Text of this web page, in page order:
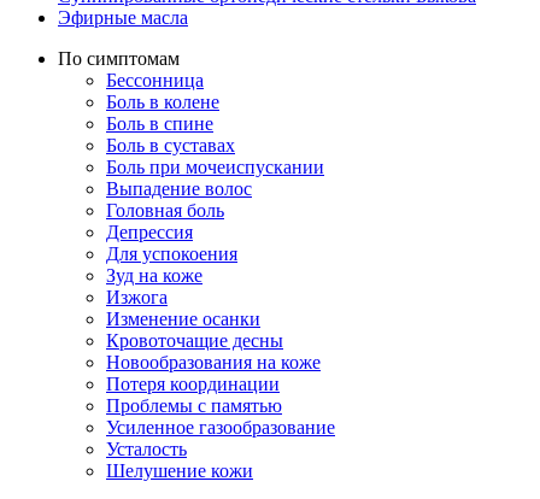
Эфирные масла
По симптомам
Бессонница
Боль в колене
Боль в спине
Боль в суставах
Боль при мочеиспускании
Выпадение волос
Головная боль
Депрессия
Для успокоения
Зуд на коже
Изжога
Изменение осанки
Кровоточащие десны
Новообразования на коже
Потеря координации
Проблемы с памятью
Усиленное газообразование
Усталость
Шелушение кожи